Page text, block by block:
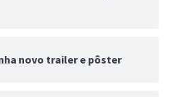
novo trailer e pôster